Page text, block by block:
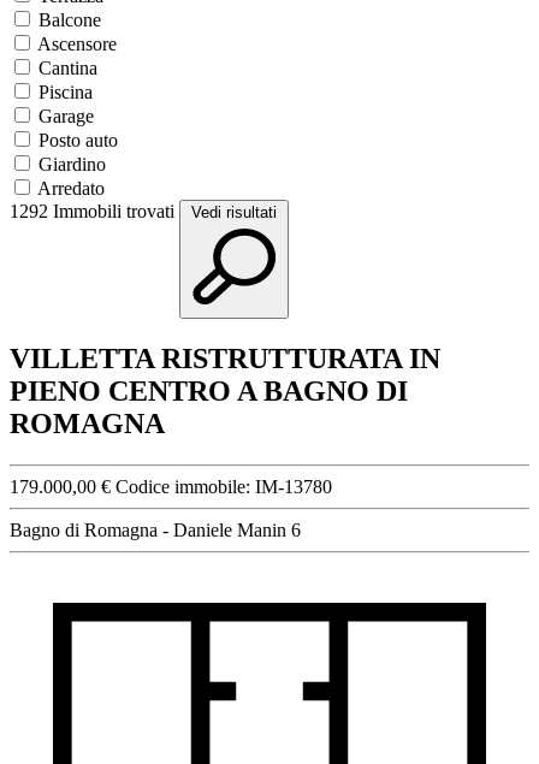
Balcone
Ascensore
Cantina
Piscina
Garage
Posto auto
Giardino
Arredato
1292 Immobili trovati Vedi risultati
VILLETTA RISTRUTTURATA IN
PIENO CENTRO A BAGNO DI
ROMAGNA
179.000,00 € Codice immobile: IM-13780
Bagno di Romagna - Daniele Manin 6